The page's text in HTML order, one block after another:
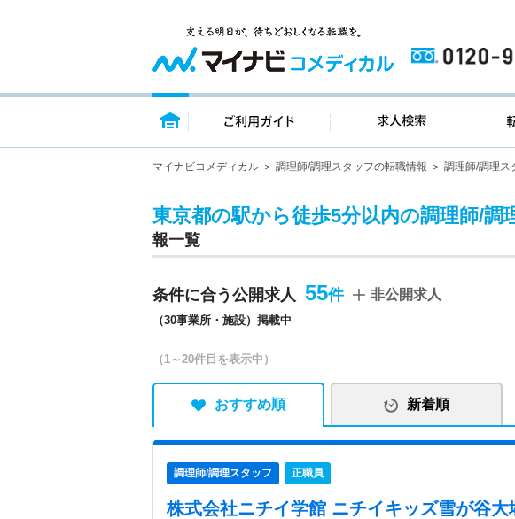
トップページ ご利用ガイド 求人検
マイナビコメディカル 調理師/調理スタッフの転職情報 調理師/調理ス
東京都の駅から徒歩5分以内の調理師/調
報一覧
条件に合う公開求人 55
（30事業所・施設）掲載中
非公開求人
（1～20件目を表示中）
おすすめ順 新着順
調理師/調理スタッフ 正職員
株式会社ニチイ学館 ニチイキッズ雪が谷大